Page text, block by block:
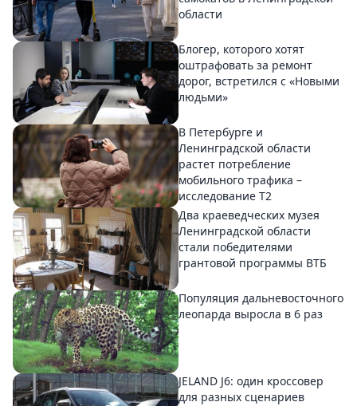
области
Блогер, которого хотят
оштрафовать за ремонт
дорог, встретился с «Новыми
людьми»
В Петербурге и
Ленинградской области
растет потребление
мобильного трафика –
исследование T2
Два краеведческих музея
Ленинградской области
стали победителями
грантовой программы ВТБ
Популяция дальневосточного
леопарда выросла в 6 раз
JELAND J6: один кроссовер
для разных сценариев